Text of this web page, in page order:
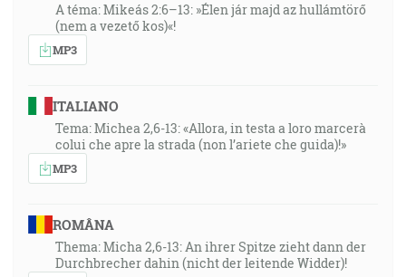
A téma: Mikeás 2:6–13: »Élen jár majd az hullámtörő
(nem a vezető kos)«!
MP3
ITALIANO
Tema: Michea 2,6-13: «Allora, in testa a loro marcerà
colui che apre la strada (non l’ariete che guida)!»
MP3
ROMÂNA
Thema: Micha 2,6-13: An ihrer Spitze zieht dann der
Durchbrecher dahin (nicht der leitende Widder)!